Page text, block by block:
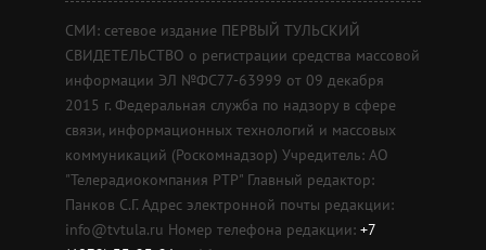
СМИ: сетевое издание ПЕРВЫЙ ТУЛЬСКИЙ
СВИДЕТЕЛЬСТВО о регистрации средства массовой
информации ЭЛ №ФС77-63999 от 09 декабря
2015 г. Федеральная служба по надзору в сфере
связи, информационных технологий и массовых
коммуникаций (Роскомнадзор) Учредитель: АО
"Телерадиокомпания РТР" Главный редактор:
Панков С.Г. Адрес электронной почты редакции:
info@tvtula.ru Номер телефона редакции: +7